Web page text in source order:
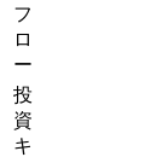
フ
ロ
ー
投
資
キ